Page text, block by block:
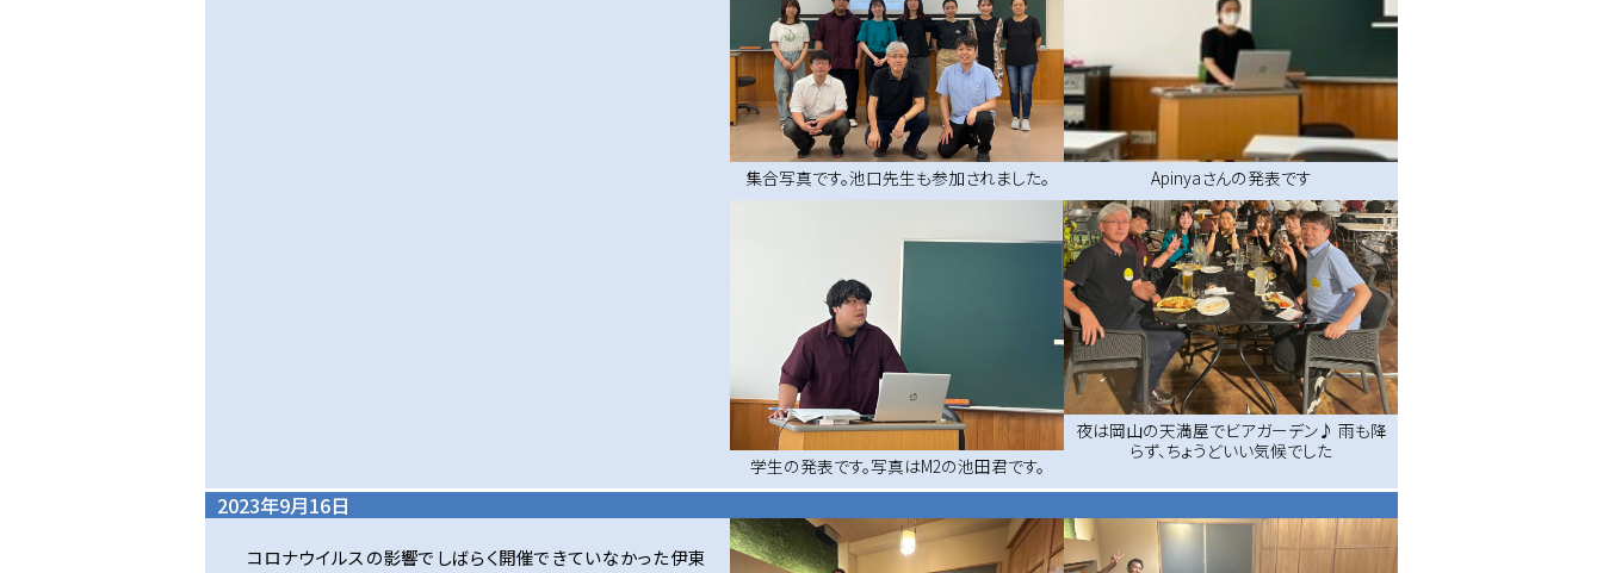
集合写真です。池口先生も参加されました。 Apinyaさんの発表です
学生の発表です。写真はM2の池田君です。
夜は岡山の天満屋でビアガーデン♪ 雨も降
らず、ちょうどいい気候でした
2023年9月16日
コロナウイルスの影響でしばらく開催できていなかった伊東